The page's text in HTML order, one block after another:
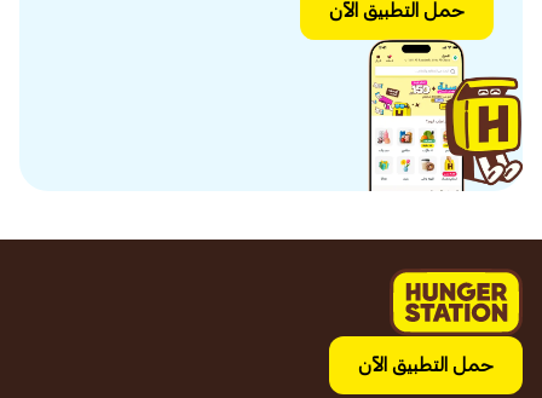
حمل التطبيق الآن
حمل التطبيق الآن